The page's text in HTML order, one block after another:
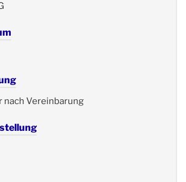
nach Vereinbarung